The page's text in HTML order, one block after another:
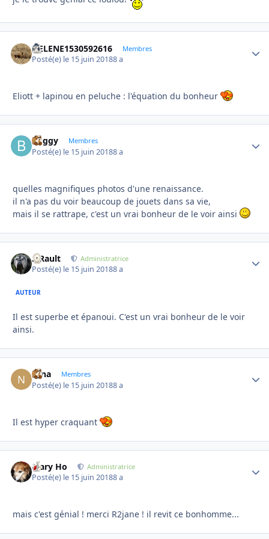
HELENE1530592616 Membres
Posté(e) le 15 juin 20188 a
Eliott + lapinou en peluche : l'équation du bonheur
buggy Membres
Posté(e) le 15 juin 20188 a
quelles magnifiques photos d'une renaissance.
il n'a pas du voir beaucoup de jouets dans sa vie,
mais il se rattrape, c'est un vrai bonheur de le voir ainsi
S.Rault Administratrice
Posté(e) le 15 juin 20188 a
AUTEUR
Il est superbe et épanoui. C'est un vrai bonheur de le voir
ainsi.
Nina Membres
Posté(e) le 15 juin 20188 a
Il est hyper craquant
Mary Ho Administratrice
Posté(e) le 15 juin 20188 a
mais c'est génial ! merci R2jane ! il revit ce bonhomme...